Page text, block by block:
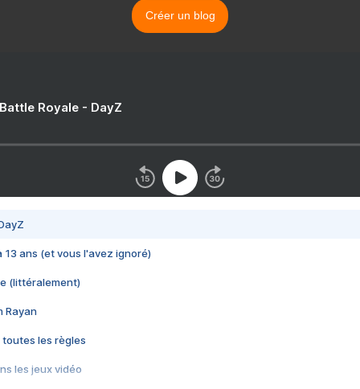
Créer un blog
Royale - DayZ
13 ans (et vous l'avez ignoré)
(littéralement)
Rayan
toutes les règles
les jeux vidéo